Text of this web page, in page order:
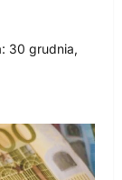
30 grudnia,